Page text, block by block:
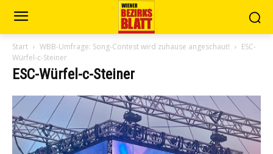
Start WBB-Umfrage: Song-Contest wird zuhause angeschaut!
ESC-
Würfel-c-Steiner
ESC-Würfel-c-Steiner